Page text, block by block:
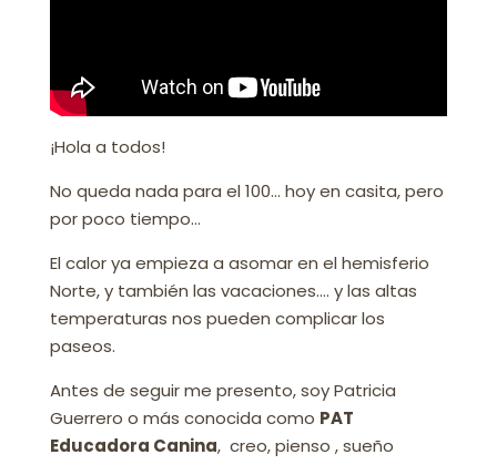
¡Hola a todos!
No queda nada para el 100… hoy en casita, pero
por poco tiempo…
El calor ya empieza a asomar en el hemisferio
Norte, y también las vacaciones…. y las altas
temperaturas nos pueden complicar los
paseos.
Antes de seguir me presento, soy Patricia
Guerrero o más conocida como PAT
Educadora Canina, creo, pienso , sueño